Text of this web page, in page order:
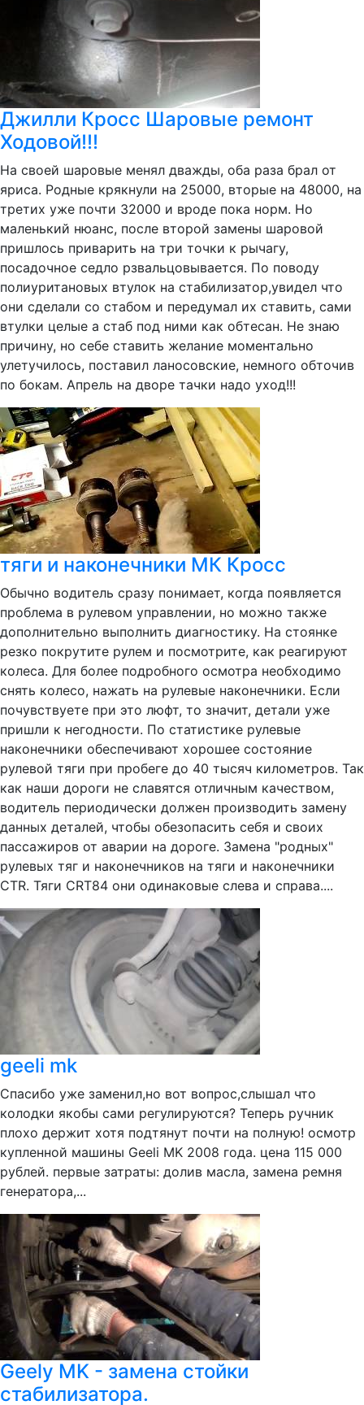
Джилли Кросс Шаровые ремонт
Ходовой!!!
На своей шаровые менял дважды, оба раза брал от
яриса. Родные крякнули на 25000, вторые на 48000, на
третих уже почти 32000 и вроде пока норм. Но
маленький нюанс, после второй замены шаровой
пришлось приварить на три точки к рычагу,
посадочное седло рзвальцовывается. По поводу
полиуритановых втулок на стабилизатор,увидел что
они сделали со стабом и передумал их ставить, сами
втулки целые а стаб под ними как обтесан. Не знаю
причину, но себе ставить желание моментально
улетучилось, поставил ланосовские, немного обточив
по бокам. Апрель на дворе тачки надо уход!!!
тяги и наконечники МК Кросс
Обычно водитель сразу понимает, когда появляется
проблема в рулевом управлении, но можно также
дополнительно выполнить диагностику. На стоянке
резко покрутите рулем и посмотрите, как реагируют
колеса. Для более подробного осмотра необходимо
снять колесо, нажать на рулевые наконечники. Если
почувствуете при это люфт, то значит, детали уже
пришли к негодности. По статистике рулевые
наконечники обеспечивают хорошее состояние
рулевой тяги при пробеге до 40 тысяч километров. Так
как наши дороги не славятся отличным качеством,
водитель периодически должен производить замену
данных деталей, чтобы обезопасить себя и своих
пассажиров от аварии на дороге. Замена "родных"
рулевых тяг и наконечников на тяги и наконечники
CTR. Тяги CRT84 они одинаковые слева и справа....
geeli mk
Спасибо уже заменил,но вот вопрос,слышал что
колодки якобы сами регулируются? Теперь ручник
плохо держит хотя подтянут почти на полную! осмотр
купленной машины Geeli MK 2008 года. цена 115 000
рублей. первые затраты: долив масла, замена ремня
генератора,...
Geely MK - замена стойки
стабилизатора.